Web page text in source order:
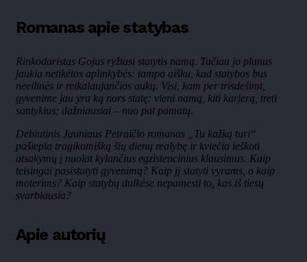
Romanas apie statybas
Rinkodaristas Gojus ryžtasi statytis namą. Tačiau jo planus
jaukia netikėtos aplinkybės: tampa aišku, kad statybos bus
neeilinės ir reikalaujančios aukų. Visi, kam per trisdešimt,
gyvenime jau yra ką nors statę: vieni namą, kiti karjerą, treti
santykius; dažniausiai – nuo pat pamatų.
Debiutinis Jauniaus Petraičio romanas „Tu kažką turi“
pašiepia tragikomišką šių dienų realybę ir kviečia ieškoti
atsakymų į nuolat kylančius egzistencinius klausimus. Kaip
teisingai pasistatyti gyvenimą? Kaip jį statyti vyrams, o kaip
moterims? Kaip statybų dulkėse nepamesti to, kas iš tiesų
svarbiausia?
Apie autorių